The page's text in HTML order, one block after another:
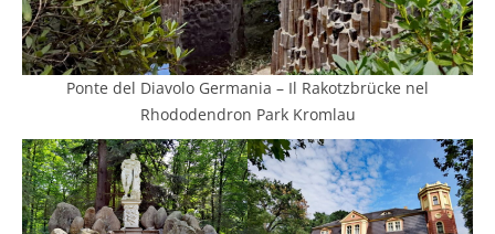
Ponte del Diavolo Germania – Il Rakotzbrücke nel
Rhododendron Park Kromlau